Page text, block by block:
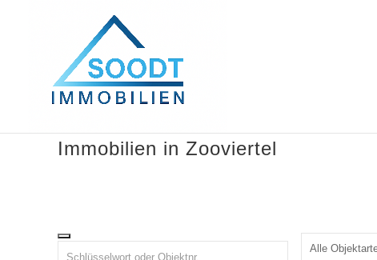
Immobilien in Zooviertel